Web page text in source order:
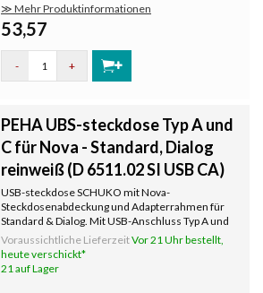
≫ Mehr Produktinformationen
53,57
- +
PEHA UBS-steckdose Typ A und
C für Nova - Standard, Dialog
reinweiß (D 6511.02 SI USB CA)
USB-steckdose SCHUKO mit Nova-
Steckdosenabdeckung und Adapterrahmen für
Standard & Dialog. Mit USB-Anschluss Typ A und
Typ C. Abdeckrahmen aus den Serien Nova,
Standard oder Dialog müssen separat bestellt
werden. Farbe: reinweiß.
Voraussichtliche LieferzeitVor 21 Uhr bestellt,
heute verschickt*
21 auf Lager